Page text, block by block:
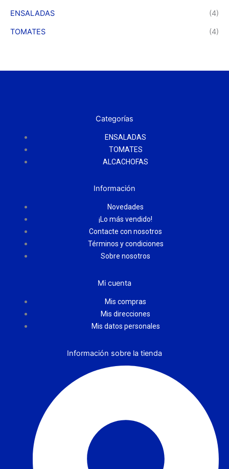
ENSALADAS
(4)
TOMATES
(4)
Categorías
ENSALADAS
TOMATES
ALCACHOFAS
Información
Novedades
¡Lo más vendido!
Contacte con nosotros
Términos y condiciones
Sobre nosotros
Mi cuenta
Mis compras
Mis direcciones
Mis datos personales
Información sobre la tienda